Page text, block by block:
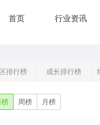
首页 行业资讯
排行榜 成长排行榜
榜 周榜 月榜